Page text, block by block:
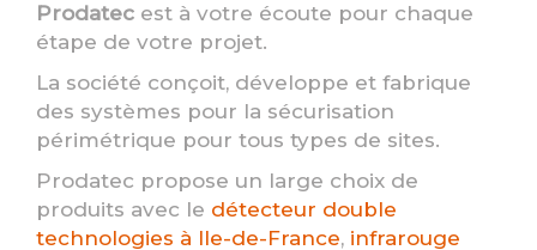
Prodatec est à votre écoute pour chaque
étape de votre projet.
La société conçoit, développe et fabrique
des systèmes pour la sécurisation
périmétrique pour tous types de sites.
Prodatec propose un large choix de
produits avec le détecteur double
technologies à Ile-de-France, infrarouge